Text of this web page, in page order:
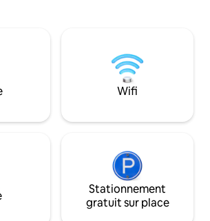
vélos ou des
et explorez le village
Disponible avec
Wifi
Stationnement
gratuit sur place